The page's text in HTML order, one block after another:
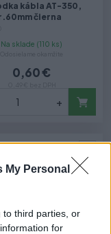
My Personal
to third parties, or
for
kábla AT-350,
čierna
Na sklade (110 ks)
0,60 €
+